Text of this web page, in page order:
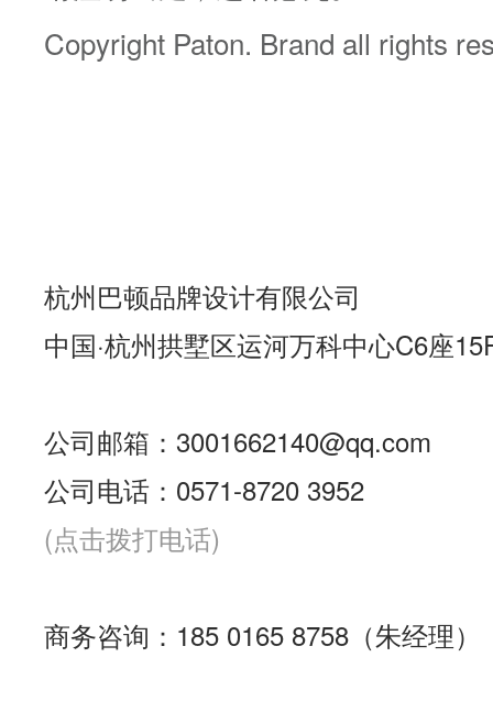
Copyright Paton. Brand all rights
杭州巴顿品牌设计有限公司
中国·杭州拱墅区运河万科中心C6座
公司邮箱：3001662140@qq.com
公司电话：0571-8720 3952
(点击拨打电话)
商务咨询：185 0165 8758（朱经理）